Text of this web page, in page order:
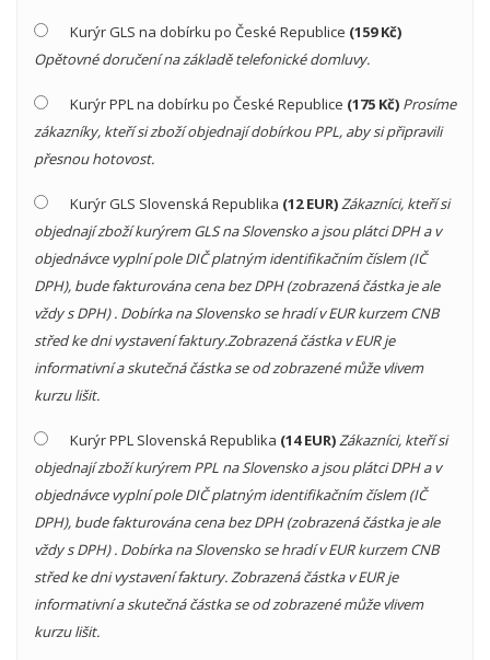
Kurýr GLS na dobírku po České Republice (159 Kč)
Opětovné doručení na základě telefonické domluvy.
Kurýr PPL na dobírku po České Republice (175 Kč) Prosíme
zákazníky, kteří si zboží objednají dobírkou PPL, aby si připravili
přesnou hotovost.
Kurýr GLS Slovenská Republika (12 EUR)Zákazníci, kteří si
objednají zboží kurýrem GLS na Slovensko a jsou plátci DPH a v
objednávce vyplní pole DIČ platným identifikačním číslem (IČ
DPH), bude fakturována cena bez DPH (zobrazená částka je ale
vždy s DPH) . Dobírka na Slovensko se hradí v EUR kurzem CNB
střed ke dni vystavení faktury.Zobrazená částka v EUR je
informativní a skutečná částka se od zobrazené může vlivem
kurzu lišit.
Kurýr PPL Slovenská Republika (14 EUR)Zákazníci, kteří si
objednají zboží kurýrem PPL na Slovensko a jsou plátci DPH a v
objednávce vyplní pole DIČ platným identifikačním číslem (IČ
DPH), bude fakturována cena bez DPH (zobrazená částka je ale
vždy s DPH) . Dobírka na Slovensko se hradí v EUR kurzem CNB
střed ke dni vystavení faktury. Zobrazená částka v EUR je
informativní a skutečná částka se od zobrazené může vlivem
kurzu lišit.